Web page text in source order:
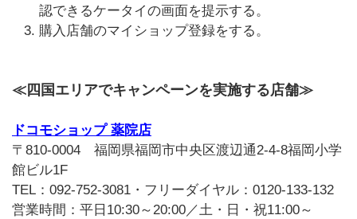
認できるケータイの画面を提示する。
購入店舗のマイショップ登録をする。
≪四国エリアでキャンペーンを実施する店舗≫
ドコモショップ 薬院店
〒810-0004 福岡県福岡市中央区渡辺通2-4-8福岡小学
館ビル1F
TEL：092-752-3081・フリーダイヤル：0120-133-132
営業時間：平日10:30～20:00／土・日・祝11:00～